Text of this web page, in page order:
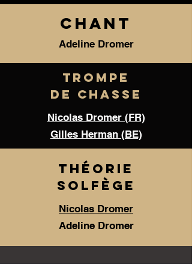
CHANT
Adeline Dromer
TROMPE
DE CHASSE
Nicolas Dromer (FR)
​Gilles Herman (BE)
THÉORIE
SOLFÈGE
Nicolas Dromer
Adeline Dromer